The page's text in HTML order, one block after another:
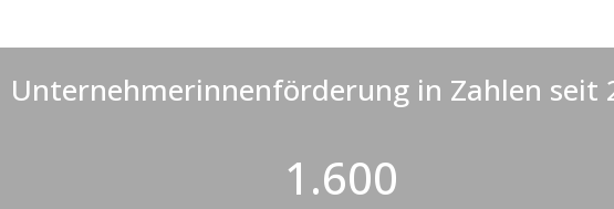
Unternehmerinnenförderung in Zahlen seit
1.600